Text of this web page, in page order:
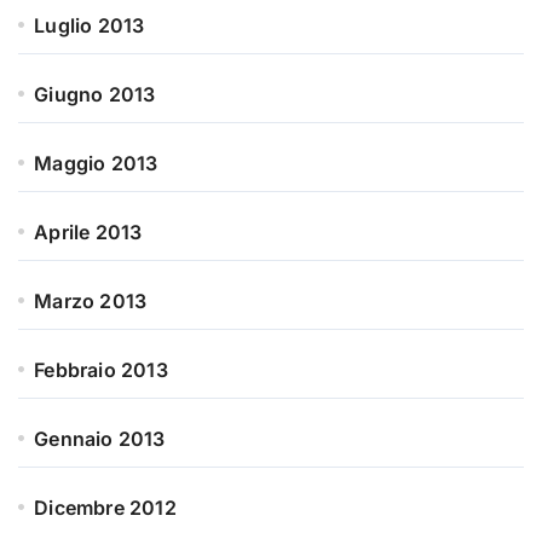
Luglio 2013
Giugno 2013
Maggio 2013
Aprile 2013
Marzo 2013
Febbraio 2013
Gennaio 2013
Dicembre 2012